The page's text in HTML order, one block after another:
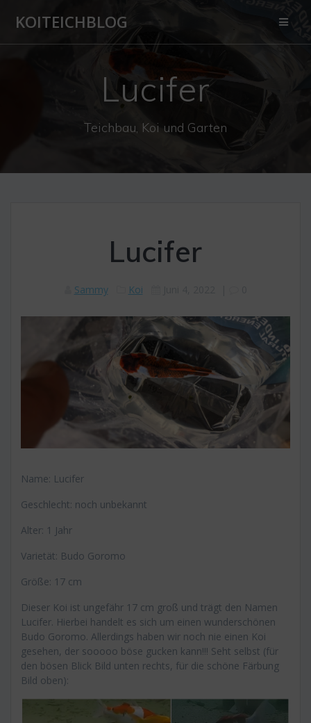
KOITEICHBLOG
Lucifer
Teichbau, Koi und Garten
Lucifer
Sammy Koi
Name: Lucifer
Geschlecht: noch unbekannt
Alter: 1 Jahr
Varietät: Budo Goromo
Größe: 17 cm
Dieser Koi ist ungefähr 17 cm groß und trägt den Namen
Lucifer. Hierbei handelt es sich um einen wunderschönen
Budo Goromo. Allerdings haben wir noch nie einen Koi
gesehen, der sooooo böse gucken kann!!! Seht selbst (für
den bösen Blick Bild unten rechts, für die schöne Färbung
Bild oben):